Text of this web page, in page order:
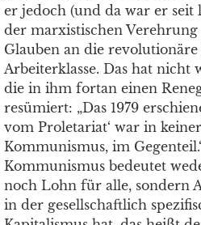
er jedoch (und da war er seit
der marxistischen
Glauben an die
Arbeiterklasse. Das hat nicht
die in ihm fortan einen
resümiert: „Das 1979
vom Proletariat‘ war in
Kommunismus, im
Kommunismus bedeutet
noch Lohn für alle, sondern
in der gesellschaftlich